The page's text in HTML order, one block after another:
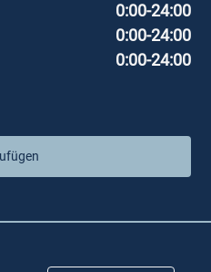
0:00-24:00
0:00-24:00
0:00-24:00